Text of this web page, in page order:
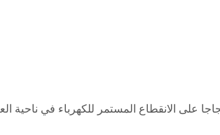
على الانقطاع المستمر للكهرباء في ناحية